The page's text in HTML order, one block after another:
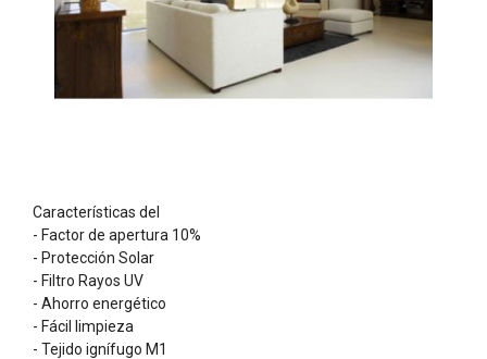
Características del
- Factor de apertura 10%
- Protección Solar
- Filtro Rayos UV
- Ahorro energético
- Fácil limpieza
- Tejido ignífugo M1